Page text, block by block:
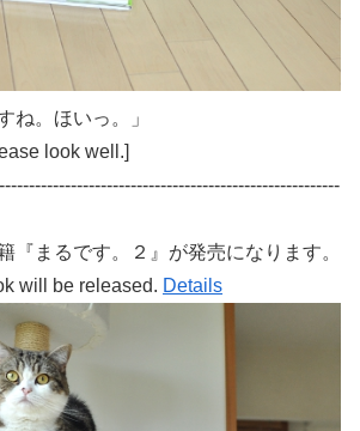
ね。ほいっ。」
look well.]
『まるです。２』が発売になります。
will be released. Details